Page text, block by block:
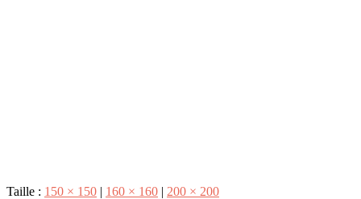
Taille : 150 × 150 | 160 × 160 | 200 × 200